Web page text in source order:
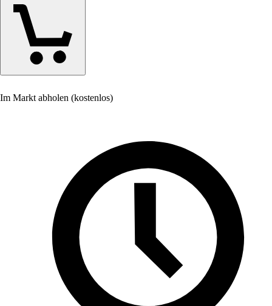
Im Markt abholen (kostenlos)